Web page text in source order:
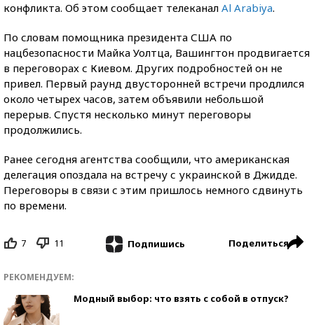
конфликта. Об этом сообщает телеканал Al Arabiya.
По словам помощника президента США по
нацбезопасности Майка Уолтца, Вашингтон продвигается
в переговорах с Киевом. Других подробностей он не
привел. Первый раунд двусторонней встречи продлился
около четырех часов, затем объявили небольшой
перерыв. Спустя несколько минут переговоры
продолжились.
Ранее сегодня агентства сообщили, что американская
делегация опоздала на встречу с украинской в Джидде.
Переговоры в связи с этим пришлось немного сдвинуть
по времени.
7 11 Подпишись Поделиться
РЕКОМЕНДУЕМ:
Модный выбор: что взять с собой в отпуск?